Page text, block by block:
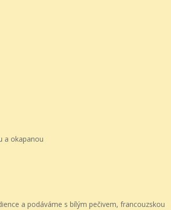
a okapanou
a podáváme s bílým pečivem, francouzskou